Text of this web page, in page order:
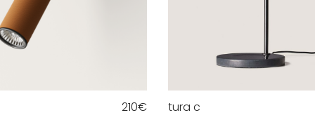
210€ tura c